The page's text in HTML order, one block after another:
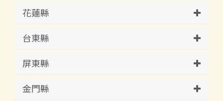
花蓮縣
台東縣
屏東縣
金門縣